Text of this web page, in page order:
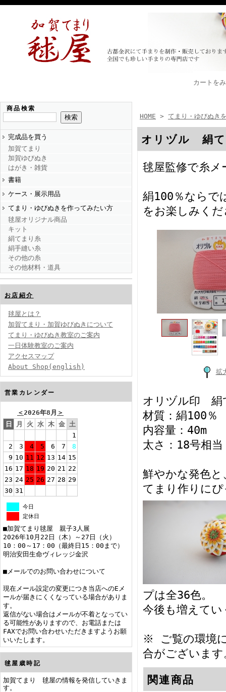
カートを
商品検索
完成品を買う
加賀てまり
加賀ゆびぬき
はがき・雑貨
書籍
ケース・展示用品
てまり・ゆびぬきを作ってみたい方
毬屋オリジナル商品
キット
絹てまり糸
絹手縫い糸
その他の糸
その他材料・道具
お店紹介
毬屋とは？
加賀てまり・加賀ゆびぬきについて
てまり・ゆびぬき教室のご案内
一日体験教室のご案内
アクセスマップ
About Shop(english)
営業カレンダー
＜2026年8月 ＞
日
月 火 水 木 金 土
1
2
3 4 5 6 7
8
9 10 11 12 13 14 15
16 17 18 19 20 21 22
23 24 25 26 27 28 29
30 31
今日
定休日
■加賀てまり毬屋 親子3人展
2026年10月22日（木）～27日（火）
10：00～17：00（最終日15：00まで）
明治安田生命ヴィレッジ金沢
■メールでのお問い合わせについて
現在メール設定の変更につき当店へのEメ
ールが届きにくくなっている場合がありま
す。
返信がない場合はメールが不着となってい
る可能性がありますので、お電話または
FAXでお問い合わせいただきますようお願
いいたします。
毬屋歳時記
加賀てまり 毬屋の情報を発信していきま
す。
HOME > てまり・ゆびぬき
オリヅル 絹
毬屋監修で糸
絹100％ならで
をお楽しみく
拡
オリヅル印 絹
材質：絹100％
内容量：40m
太さ：18号相当
鮮やかな発色
てまり作りに
プは全36色。
今後も増えて
※ ご覧の環境
合がございま
関連商品